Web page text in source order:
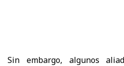
Sin embargo, algunos